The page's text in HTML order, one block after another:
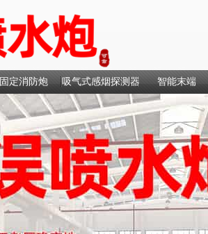
固定消防炮 吸气式感烟探测器 智能末端